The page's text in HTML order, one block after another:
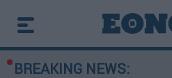
BREAKING NEWS: